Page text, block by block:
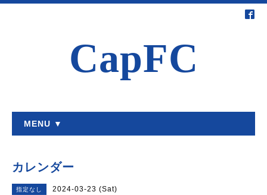
CapFC
MENU ▼
カレンダー
指定なし 2024-03-23 (Sat)